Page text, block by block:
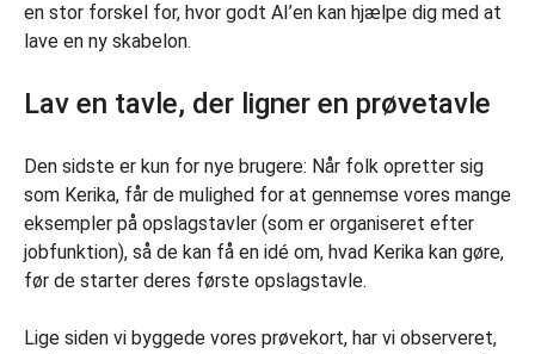
en stor forskel for, hvor godt AI’en kan hjælpe dig med at
lave en ny skabelon.
Lav en tavle, der ligner en prøvetavle
Den sidste er kun for nye brugere: Når folk opretter sig
som Kerika, får de mulighed for at gennemse vores mange
eksempler på opslagstavler (som er organiseret efter
jobfunktion), så de kan få en idé om, hvad Kerika kan gøre,
før de starter deres første opslagstavle.
Lige siden vi byggede vores prøvekort, har vi observeret,